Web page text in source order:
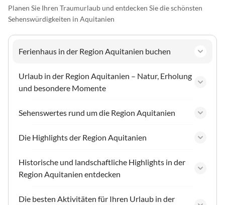
Planen Sie Ihren Traumurlaub und entdecken Sie die schönsten
Sehenswürdigkeiten in Aquitanien
Ferienhaus in der Region Aquitanien buchen
Urlaub in der Region Aquitanien – Natur, Erholung
und besondere Momente
Sehenswertes rund um die Region Aquitanien
Die Highlights der Region Aquitanien
Historische und landschaftliche Highlights in der
Region Aquitanien entdecken
Die besten Aktivitäten für Ihren Urlaub in der